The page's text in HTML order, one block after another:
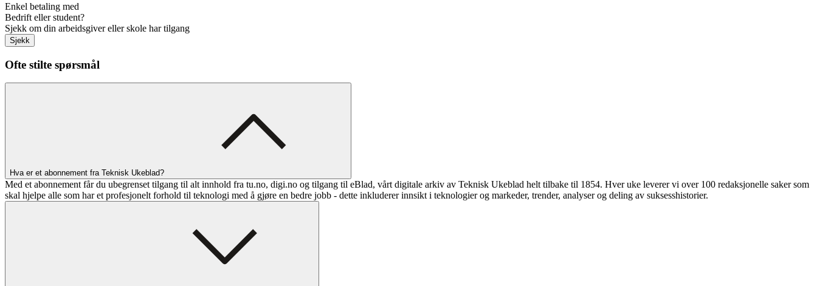
Enkel betaling med
Bedrift eller student?
Sjekk om din arbeidsgiver eller skole har tilgang
Sjekk
Ofte stilte spørsmål
Hva er et abonnement fra Teknisk Ukeblad?
Med et abonnement får du ubegrenset tilgang til alt innhold fra tu.no, digi.no og tilgang til eBlad, vårt digitale arkiv av Teknisk Ukeblad helt tilbake til 1854. Hver uke leverer vi over 100 redaksjonelle saker som
skal hjelpe alle som har et profesjonelt forhold til teknologi med å gjøre en bedre jobb - dette inkluderer innsikt i teknologier og markeder, trender, analyser og deling av suksesshistorier.